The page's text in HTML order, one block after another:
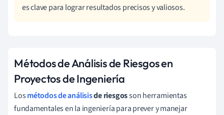
es clave para lograr resultados precisos y valiosos.
Métodos de Análisis de Riesgos en
Proyectos de Ingeniería
Losmétodos de análisisde riesgosson herramientas
fundamentales en la ingeniería para prever y manejar